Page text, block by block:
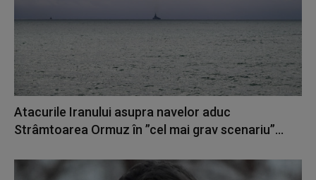
Atacurile Iranului asupra navelor aduc
Strâmtoarea Ormuz în ”cel mai grav scenariu”...